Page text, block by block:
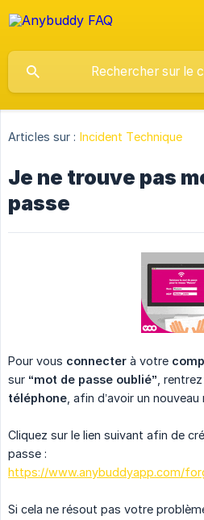
Articles sur : Incident Technique
Je ne trouve pas
passe
Pour vous connecter à votre
sur “mot de passe oublié” ,
téléphone , afin d’avoir un
Cliquez sur le lien suivant afin de
passe :
https://www.anybuddyapp.com/
Si cela ne résout pas votre